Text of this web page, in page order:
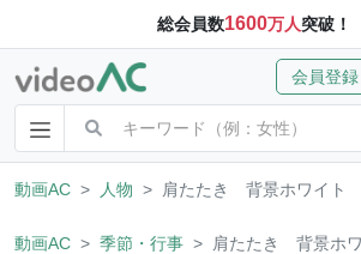
総会員数1600万人突破！
会員登録
動画AC 人物 肩たたき 背景ホワイト
動画AC 季節・行事 肩たたき 背景ホ